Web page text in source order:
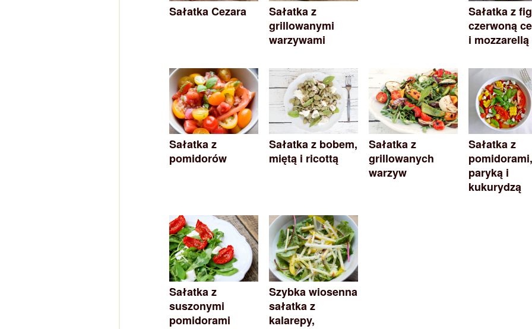
Sałatka Cezara
Sałatka z
grillowanymi
warzywami
Sałatka z
czerwoną
i mozzarellą
Sałatka z
pomidorów
Sałatka z bobem,
miętą i ricottą
Sałatka z
grillowanych
warzyw
Sałatka z
pomidorami,
paryką i
kukurydzą
Sałatka z
suszonymi
pomidorami
Szybka wiosenna
sałatka z
kalarepy,